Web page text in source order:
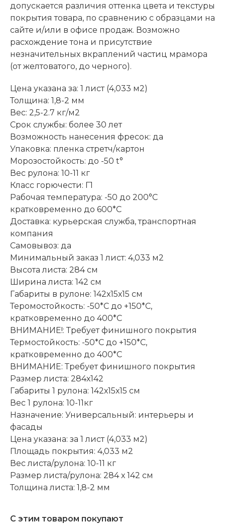
допускается различия оттенка цвета и текстуры
покрытия товара, по сравнению с образцами на
сайте и/или в офисе продаж. Возможно
расхождение тона и присутствие
незначительных вкраплений частиц мрамора
(от желтоватого, до черного).
Цена указана за: 1 лист (4,033 м2)
Толщина: 1,8-2 мм
Вес: 2,5-2.7 кг/м2
Срок службы: более 30 лет
Возможность нанесения фресок: да
Упаковка: пленка стретч/картон
Морозостойкость: до -50 t°
Вес рулона: 10-11 кг
Класс горючести: Г1
Рабочая температура: -50 до 200°С
кратковременно до 600*С
Доставка: курьерская служба, транспортная
компания
Самовывоз: да
Минимальный заказ 1 лист: 4,033 м2
Высота листа: 284 см
Ширина листа: 142 см
Габариты в рулоне: 142х15х15 см
Теромостойкость: -50*С до +150*С,
кратковременно до 400*C
ВНИМАНИЕ!: Требует финишного покрытия
Термостойкость: -50*С до +150*С,
кратковременно до 400*C
ВНИМАНИЕ: Требует финишного покрытия
Размер листа: 284х142
Габариты 1 рулона: 142х15х15 см
Вес 1 рулона: 10-11кг
Назначение: Универсальный: интерьеры и
фасады
Цена указана: за 1 лист (4,033 м2)
Площадь покрытия: 4,033 м2
Вес листа/рулона: 10-11 кг
Размер листа/рулона: 284 х 142 см
Толщина листа: 1,8-2 мм
С этим товаром покупают